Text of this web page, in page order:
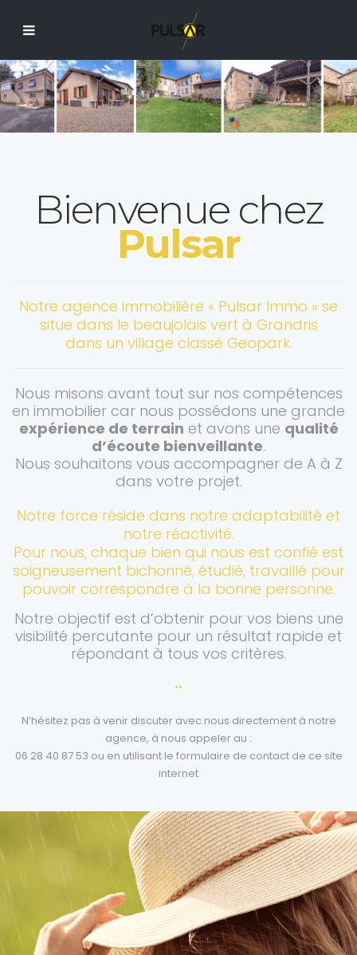
Bienvenue chez
Pulsar
Notre agence immobilière « Pulsar Immo » se
situe dans le beaujolais vert à Grandris
dans un village classé Geopark.
Nous misons avant tout sur nos compétences
en immobilier car nous possédons une grande
expérience de terrain et avons une qualité
d’écoute bienveillante.
Nous souhaitons vous accompagner de A à Z
dans votre projet.
Notre force réside dans notre adaptabilité et
notre réactivité.
Pour nous, chaque bien qui nous est confié est
soigneusement bichonné, étudié, travaillé pour
pouvoir correspondre à la bonne personne.
Notre objectif est d’obtenir pour vos biens une
visibilité percutante pour un résultat rapide et
répondant à tous vos critères.
••
N’hésitez pas à venir discuter avec nous directement à notre
agence, à nous appeler au :
06 28 40 87 53 ou en utilisant le formulaire de contact de ce site
internet